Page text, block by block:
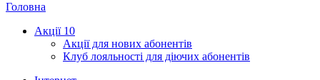
Головна
Акції 10
Акції для нових абонентів
Клуб лояльності для діючих абонентів